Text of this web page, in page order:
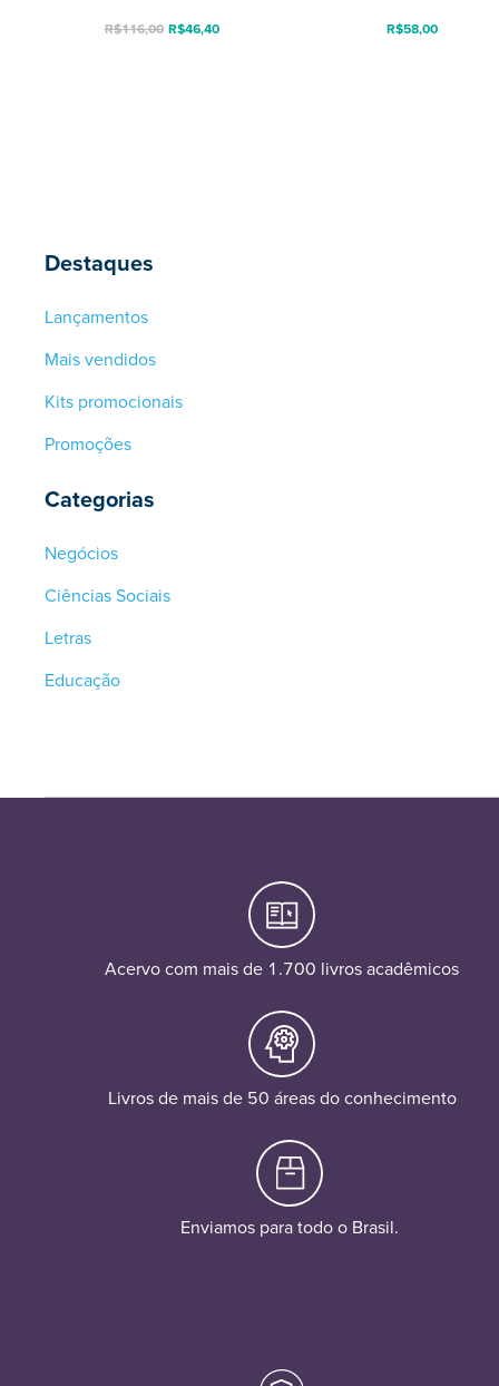
Destaques
Lançamentos
Mais vendidos
Kits promocionais
Promoções
Categorias
Negócios
Ciências Sociais
Letras
Educação
R$116,00 R$46,40 R$58,00
Acervo com mais de 1.700 livros acadêmicos
Livros de mais de 50 áreas do conhecimento
Enviamos para todo o Brasil.